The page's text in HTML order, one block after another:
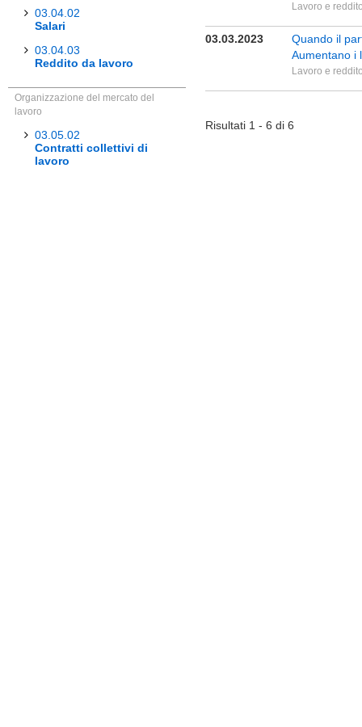
03.04.02
Salari
03.04.03
Reddito da lavoro
Organizzazione del mercato del
lavoro
03.05.02
Contratti collettivi di
lavoro
Lavoro e
03.03.2023
Quando il
Aumentano i
Lavoro e
Risultati 1 - 6 di 6